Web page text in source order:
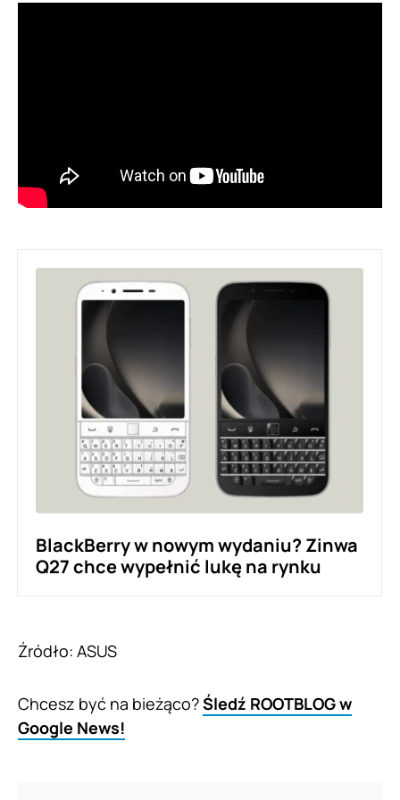
BlackBerry w nowym wydaniu? Zinwa
Q27 chce wypełnić lukę na rynku
Źródło: ASUS
Chcesz być na bieżąco?Śledź ROOTBLOG w
Google News!